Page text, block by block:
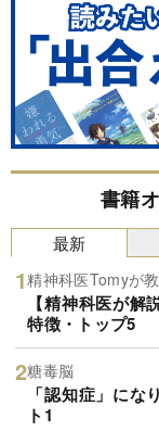
書籍
最新
精神科医Tomyが
【精神科医が
特徴・トップ5
糖毒脳
「認知症」に
ト1